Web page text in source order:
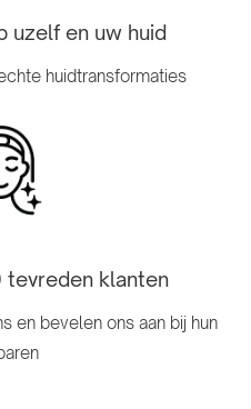
uzelf en uw huid
huidtransformaties
tevreden klanten
en bevelen ons aan bij hun